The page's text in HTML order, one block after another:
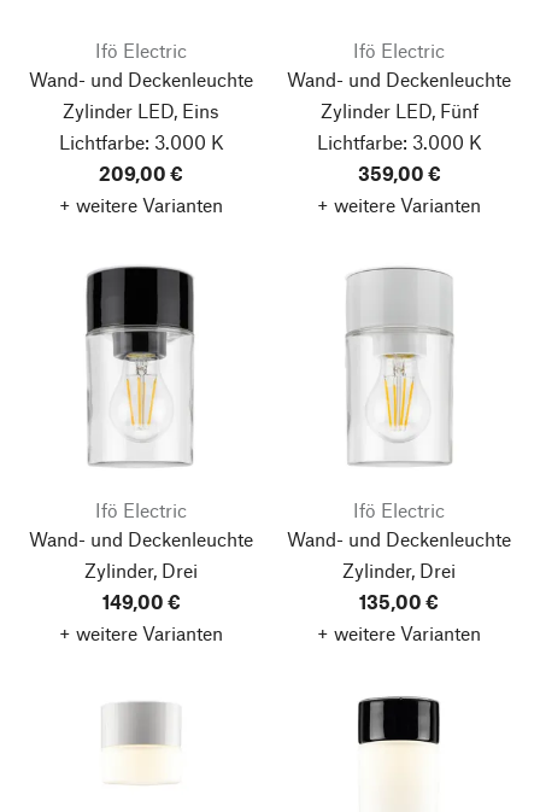
Ifö Electric
Wand- und Deckenleuchte
Zylinder LED, Eins
Lichtfarbe: 3.000 K
209,00 €
+ weitere Varianten
Ifö Electric
Wand- und Deckenleuchte
Zylinder LED, Fünf
Lichtfarbe: 3.000 K
359,00 €
+ weitere Varianten
Ifö Electric
Wand- und Deckenleuchte
Zylinder, Drei
149,00 €
+ weitere Varianten
Ifö Electric
Wand- und Deckenleuchte
Zylinder, Drei
135,00 €
+ weitere Varianten